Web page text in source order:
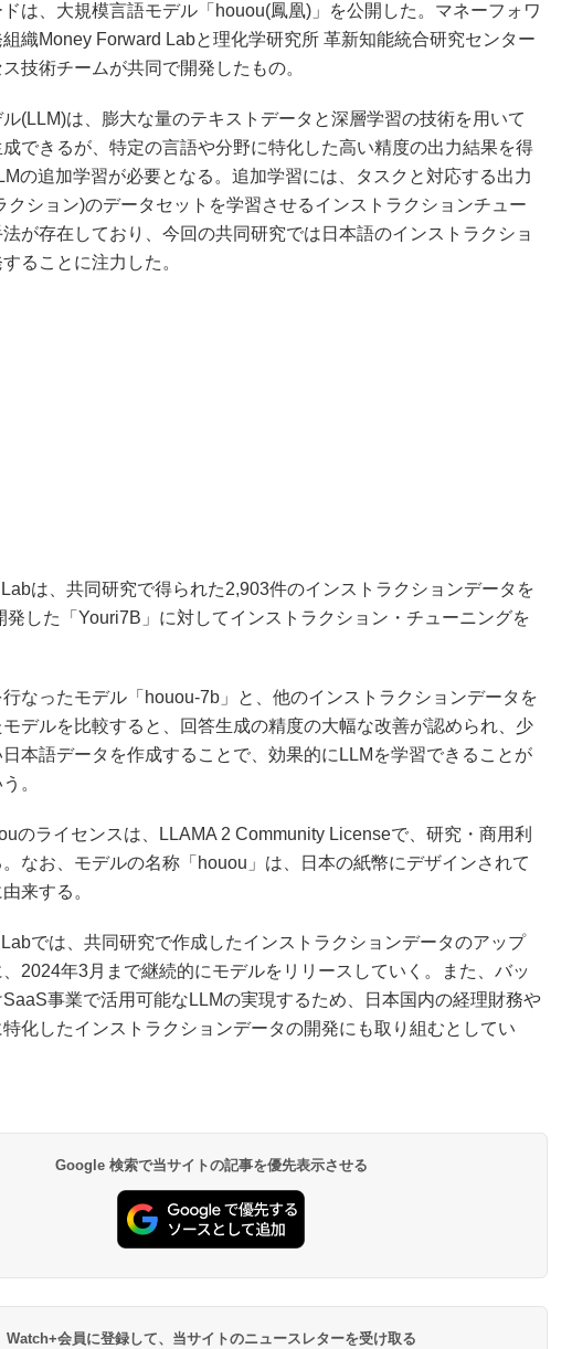
は、大規模言語モデル「houou(鳳凰)」を公開した。マネーフォワ
織Money Forward Labと理化学研究所 革新知能統合研究センター
技術チームが共同で開発したもの。
(LLM)は、膨大な量のテキストデータと深層学習の技術を用いて
できるが、特定の言語や分野に特化した高い精度の出力結果を得
の追加学習が必要となる。追加学習には、タスクと対応する出力
クション)のデータセットを学習させるインストラクションチュー
が存在しており、今回の共同研究では日本語のインストラクショ
ることに注力した。
は、共同研究で得られた2,903件のインストラクションデータを
発した「Youri7B」に対してインストラクション・チューニングを
なったモデル「houou-7b」と、他のインストラクションデータを
デルを比較すると、回答生成の精度の大幅な改善が認められ、少
本語データを作成することで、効果的にLLMを学習できることが
。
のライセンスは、LLAMA 2 Community Licenseで、研究・商用利
なお、モデルの名称「houou」は、日本の紙幣にデザインされて
来する。
では、共同研究で作成したインストラクションデータのアップ
2024年3月まで継続的にモデルをリリースしていく。また、バッ
事業で活用可能なLLMの実現するため、日本国内の経理財務や
特化したインストラクションデータの開発にも取り組むとしてい
Google 検索で当サイトの記事を優先表示させる
Watch+会員に登録して、当サイトのニュースレターを受け取る